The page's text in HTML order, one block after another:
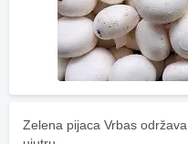
Zelena pijaca Vrbas